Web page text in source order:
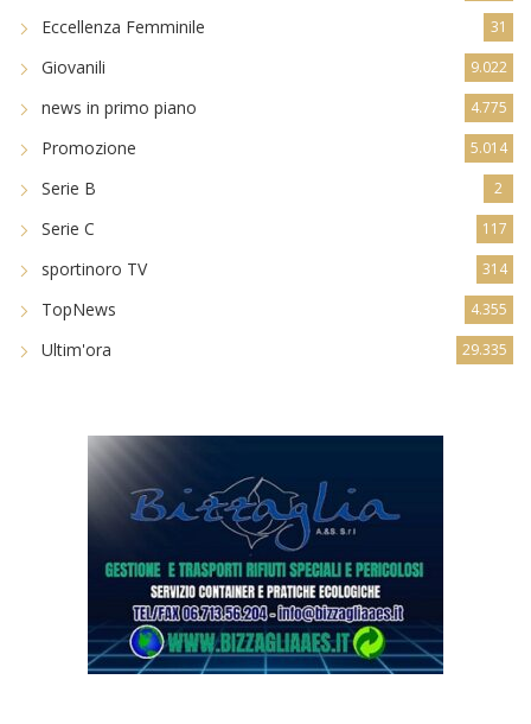
Eccellenza Femminile 31
Giovanili 9.022
news in primo piano 4.775
Promozione 5.014
Serie B 2
Serie C 117
sportinoro TV 314
TopNews 4.355
Ultim'ora 29.335